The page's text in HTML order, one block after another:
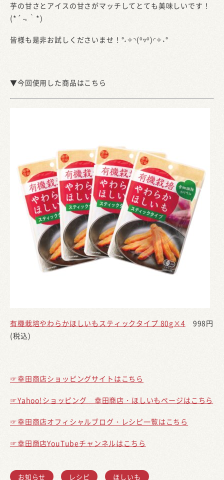
芋の甘さとアイスの甘さがマッチしてとても美味しいです！
(*´﹃｀*)
皆様も是非お試しくださいませ！°˖✧◝(⁰▿⁰)◜✧˖°
▼今回使用した商品はこちら
有機栽培やわらかほしいもスティックタイプ 80g×4 998円
(税込)
☞幸田商店ショッピングサイトはこちら
☞Yahoo!ショッピング 幸田商店・ほしいもページはこちら
☞幸田商店オフィシャルブログ・レシピ一覧はこちら
☞幸田商店YouTubeチャンネルはこちら
お知らせ レシピ ほしいも